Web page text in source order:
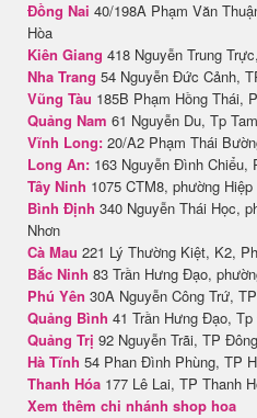
Đồng Nai 40/198A Phạm Văn
Hòa
Kiên Giang 418 Nguyễn Trung
Nha Trang 54 Nguyễn Đức Cảnh,
Vũng Tàu 185B Phạm Hồng Thái,
Quảng Nam 61 Nguyễn Du, Tp
Vĩnh Long: 20/A2 Phạm Thái
Long An: 163 Nguyễn Đình Chiểu,
Tây Ninh 1075 CTM8, phường
Bình Định 340 Nguyễn Thái Học,
Nhơn
Cà Mau 221 Lý Thường Kiệt, K2,
Bắc Ninh 83 Trần Hưng Đạo,
Phú Yên 30A Nguyễn Công Trứ,
Quảng Bình 41 Trần Hưng Đạo,
Quảng Trị 92 Nguyễn Trãi, TP
Hà Tĩnh 54 Phan Đình Phùng, TP
Thanh Hóa 177 Lê Lai, TP Thanh
Xem thêm chi nhánh shop hoa